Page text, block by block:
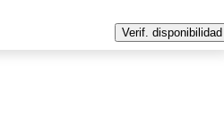
Verif. disponibilidad